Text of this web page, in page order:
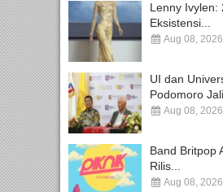
Lenny Ivylen:
Eksistensi...
Aug 08, 2026
UI dan
Podomoro
Aug 08, 2026
Band Britpop
Rilis...
Aug 08, 2026